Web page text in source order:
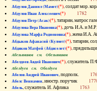
Абдулов Даниил (Мамет)(*), солдат мор.
Абдулов Иван Алексеевич(*) 1782
Абдулов Петр (Асак)(*), татарин, матрос
Абдулова Вера Ивановна(*), дочь И.А. и
Абдулова Марфа Родионовна(*), жена И.А.
Абдыков Афанасий (Кулмет)(*), татарин,
Абдяков Матфей (Абдяселет)(*),
Абезьянинов см. Обезьянинов
Абелдеев Авдей Иванович(*), служитель
Абелдуев см. Оболдуев
Абелов Андрей Иванович, подполк.
Абелс Вениамин, иностр. поручик
Абель, служитель И. Афлика 1763